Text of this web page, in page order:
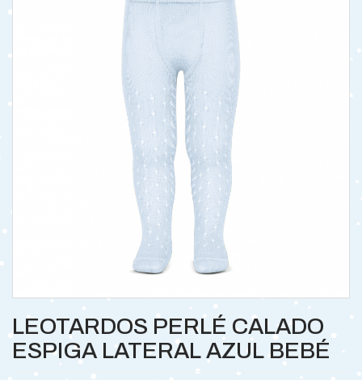
LEOTARDOS PERLÉ CALADO
ESPIGA LATERAL AZUL BEBÉ